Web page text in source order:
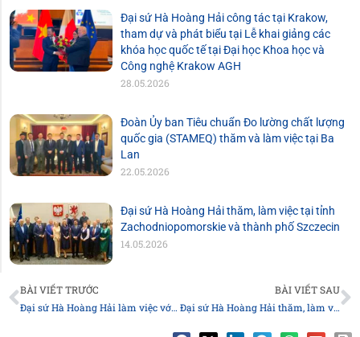
Đại sứ Hà Hoàng Hải công tác tại Krakow,
tham dự và phát biểu tại Lễ khai giảng các
khóa học quốc tế tại Đại học Khoa học và
Công nghệ Krakow AGH
28.05.2026
Đoàn Ủy ban Tiêu chuẩn Đo lường chất lượng
quốc gia (STAMEQ) thăm và làm việc tại Ba
Lan
22.05.2026
Đại sứ Hà Hoàng Hải thăm, làm việc tại tỉnh
Zachodniopomorskie và thành phố Szczecin
14.05.2026
Prev
BÀI VIẾT TRƯỚC
Đại sứ Hà Hoàng Hải làm việc với lãnh đạo Bộ Nội vụ Ba Lan
BÀI VIẾT SAU
Đại sứ Hà Hoàng Hải thăm, làm việc tại tỉnh Śląsk